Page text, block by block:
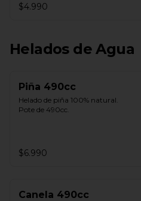
$4.990
Helados de Agua
Piña 490cc
Helado de piña 100% natural.
Pote de 490cc.
$6.990
Canela 490cc